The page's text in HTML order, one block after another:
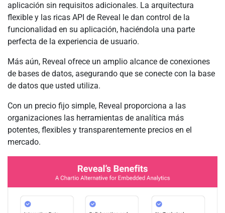
aplicación sin requisitos adicionales. La arquitectura
flexible y las ricas API de Reveal le dan control de la
funcionalidad en su aplicación, haciéndola una parte
perfecta de la experiencia de usuario.
Más aún, Reveal ofrece un amplio alcance de conexiones
de bases de datos, asegurando que se conecte con la base
de datos que usted utiliza.
Con un precio fijo simple, Reveal proporciona a las
organizaciones las herramientas de analítica más
potentes, flexibles y transparentemente precios en el
mercado.